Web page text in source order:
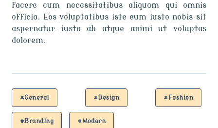
facere cum necessitatibus aliquam qui omnis
officia. Eos voluptatibus iste eum iusto nobis sit
aspernatur iusto ab atque animi ut voluptas
dolorem.
#General #Design #Fashion
#Branding #Modern